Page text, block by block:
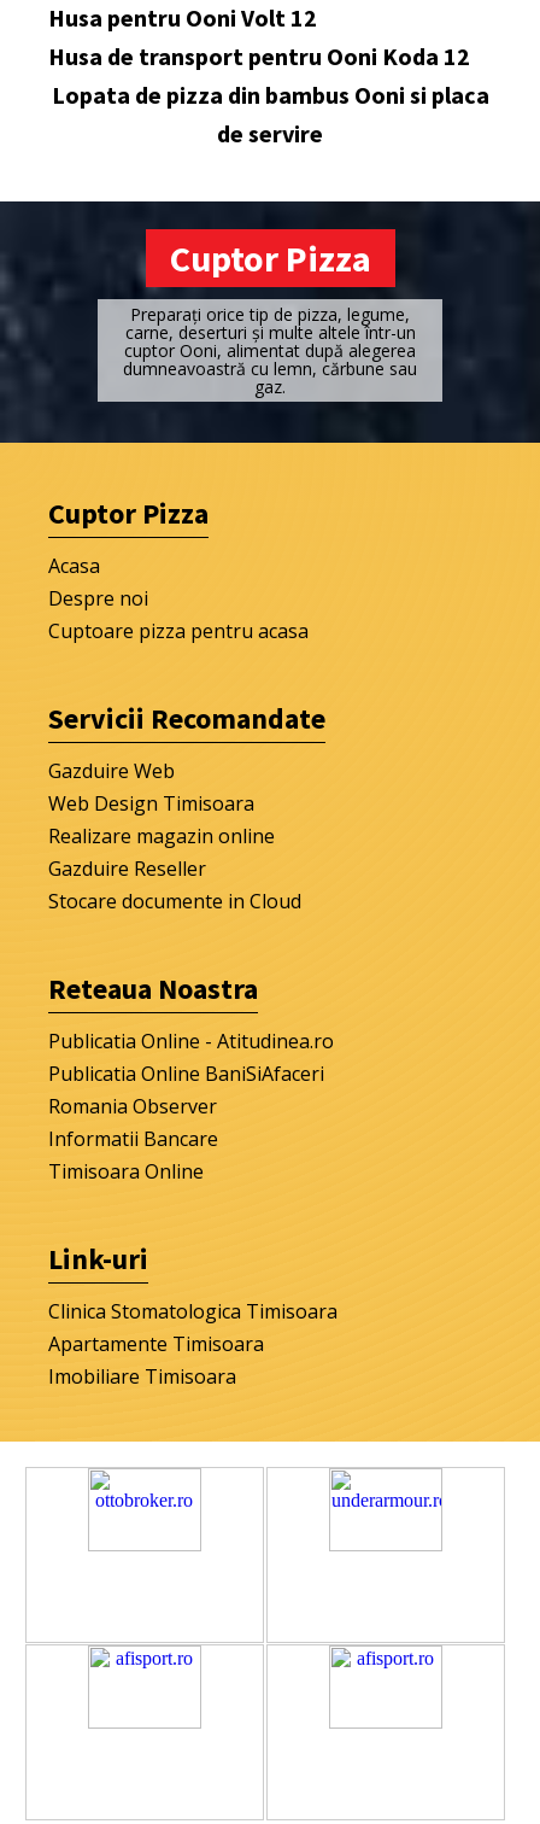
Husa pentru Ooni Volt 12
Husa de transport pentru Ooni Koda 12
Lopata de pizza din bambus Ooni si placa
de servire
Cuptor Pizza
Preparați orice tip de pizza, legume,
carne, deserturi și multe altele într-un
cuptor Ooni, alimentat după alegerea
dumneavoastră cu lemn, cărbune sau
gaz.
Cuptor Pizza
Acasa
Despre noi
Cuptoare pizza pentru acasa
Servicii Recomandate
Gazduire Web
Web Design Timisoara
Realizare magazin online
Gazduire Reseller
Stocare documente in Cloud
Reteaua Noastra
Publicatia Online - Atitudinea.ro
Publicatia Online BaniSiAfaceri
Romania Observer
Informatii Bancare
Timisoara Online
Link-uri
Clinica Stomatologica Timisoara
Apartamente Timisoara
Imobiliare Timisoara